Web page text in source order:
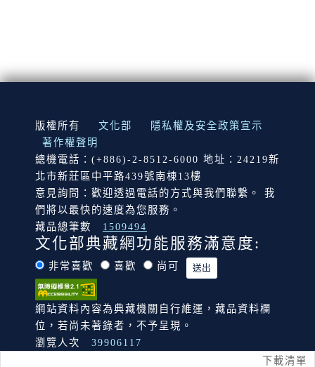
下載清單
:::
版權所有 文化部
隱私權及安全政策宣示
著作權聲明
總機電話：(+886)-2-8512-6000 地址：24219新
北市新莊區中平路439號南棟13樓
意見詢問：歡迎透過電話的方式與我們聯繫。 我
們將以最快的速度為您服務。
藏品總筆數
1509494
文化部典藏網功能服務滿意度:
非常喜歡 喜歡 尚可
網站資料內容為典藏機關自行維運，藏品資料欄
位，若尚未著錄者，不予呈現。
瀏覽人次
39906117